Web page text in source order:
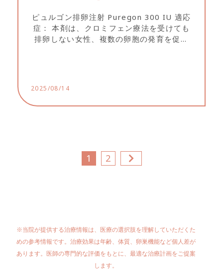
ピュルゴン排卵注射 Puregon 300 IU 適応
症： 本剤は、クロミフェン療法を受けても
排卵しない女性、複数の卵胞の発育を促す
2025/08/14
1 2
※当院が提供する治療情報は、医療の選択肢を理解していただくた
めの参考情報です。治療効果は年齢、体質、卵巣機能など個人差が
あります。医師の専門的な評価をもとに、最適な治療計画をご提案
します。